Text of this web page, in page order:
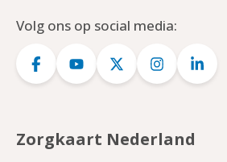
Volg ons op social media:
Logo
Logo
Logo
Logo
Logo
Zorgkaart Nederland